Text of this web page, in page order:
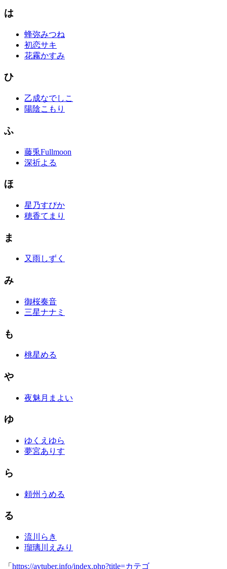
は
蜂弥みつね
初恋サキ
花霧かすみ
ひ
乙成なでしこ
陽陰こもり
ふ
藤兎Fullmoon
深祈よる
ほ
星乃すぴか
穂香てまり
ま
又雨しずく
み
御桜奏音
三星ナナミ
も
桃星める
や
夜魅月まよい
ゆ
ゆくえゆら
夢宮ありす
ら
頼州うめる
る
流川らき
瑠璃川えみり
「 https://avtuber.info/index.php?title=カテゴ